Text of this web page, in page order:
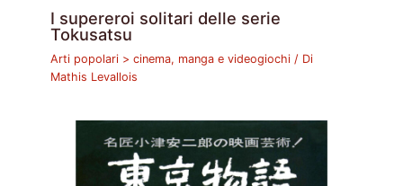
I supereroi solitari delle serie
Tokusatsu
Arti popolari > cinema, manga e videogiochi / Di
Mathis Levallois